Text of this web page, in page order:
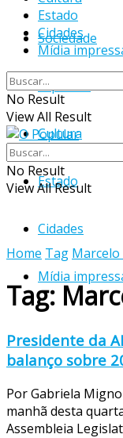
Sociedade
Esportes
Cultura
Estado
Cidades
Mídia
Estado
Cidades
Mídia
No Result
View All Result
No Result
View All Result
Home Tag Marcelo
Tag:
Presidente da
balanço sobre
Por Gabriela
manhã desta
Assembleia